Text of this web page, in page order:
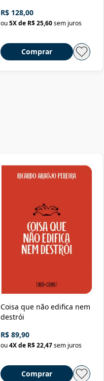
Civilização material
R$ 128,00
ou5X de R$ 25,60sem juros
Comprar
Coisa que não edifica nem
destrói
R$ 89,90
ou4X de R$ 22,47sem juros
Comprar